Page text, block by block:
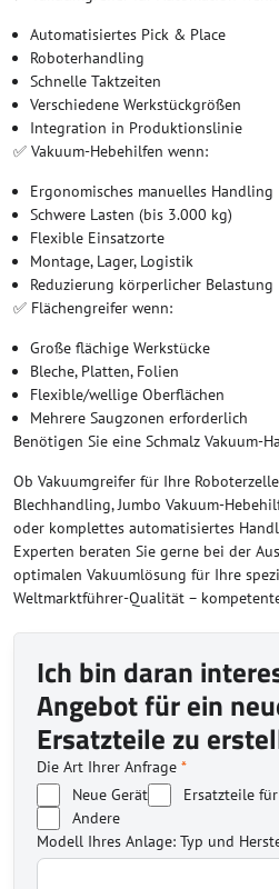
Automatisiertes Pick & Place
Roboterhandling
Schnelle Taktzeiten
Verschiedene Werkstückgrößen
Integration in Produktionslinie
✅ Vakuum-Hebehilfen wenn:
Ergonomisches manuelles Handling
Schwere Lasten (bis 3.000 kg)
Flexible Einsatzorte
Montage, Lager, Logistik
Reduzierung körperlicher Belastung
✅ Flächengreifer wenn:
Große flächige Werkstücke
Bleche, Platten, Folien
Flexible/wellige Oberflächen
Mehrere Saugzonen erforderlich
Benötigen Sie eine Schmalz Vakuum-
Ob Vakuumgreifer für Ihre
Blechhandling, Jumbo Vakuum-
oder komplettes automatisiertes
Experten beraten Sie gerne bei der
optimalen Vakuumlösung für Ihre
Weltmarktführer-Qualität –
Ich bin daran
Angebot für ein
Ersatzteile zu
Die Art Ihrer Anfrage *
Neue Gerät
Ersatzteile
Andere
Modell Ihres Anlage: Typ und